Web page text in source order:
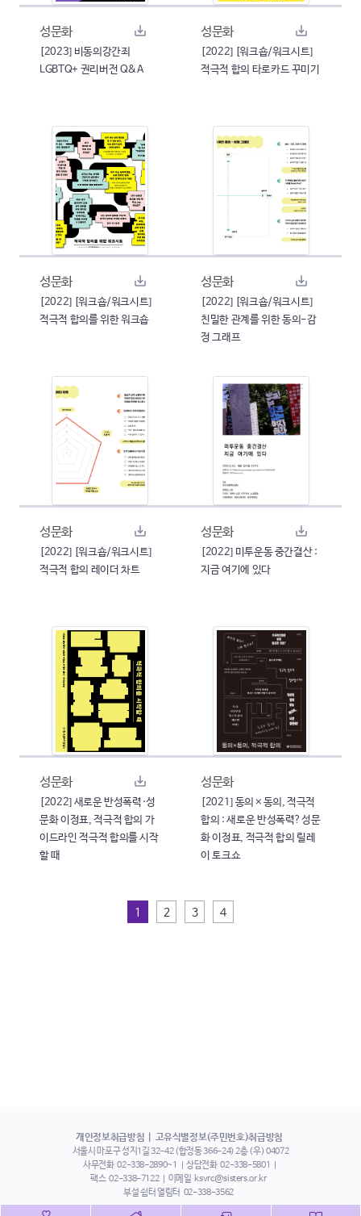
성문화
[2023] 비동의강간죄
LGBTQ+ 권리버전 Q&A
성문화
[2022] [워크숍/워크시트]
적극적 합의 타로카드 꾸미기
성문화
[2022] [워크숍/워크시트]
적극적 합의를 위한 워크숍
성문화
[2022] [워크숍/워크시트]
친밀한 관계를 위한 동의-감
정 그래프
성문화
[2022] [워크숍/워크시트]
적극적 합의 레이더 차트
성문화
[2022] 미투운동 중간결산 :
지금 여기에 있다
성문화
[2022] 새로운 반성폭력·성
문화 이정표, 적극적 합의 가
이드라인 적극적 합의를 시작
할 때
성문화
[2021] 동의×동의, 적극적
합의 : 새로운 반성폭력?성문
화 이정표, 적극적 합의 릴레
이 토크쇼
1 2 3 4
개인정보취급방침 고유식별정보(주민번호)취급방침
서울시 마포구 성지1길 32-42 (합정동 366-24) 2층 (우) 04072
사무전화 02-338-2890~1 상담전화 02-338-5801
팩스 02-338-7122 이메일 ksvrc@sisters.or.kr
부설 쉼터 열림터 02-338-3562